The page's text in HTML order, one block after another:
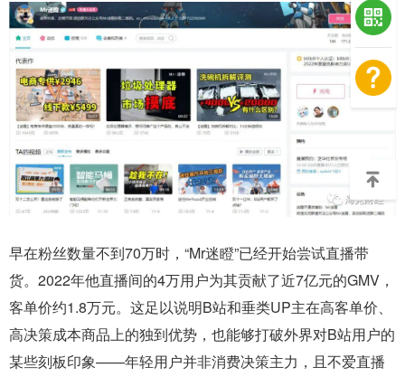
早在粉丝数量不到70万时，“Mr迷瞪”已经开始尝试直播带
货。2022年他直播间的4万用户为其贡献了近7亿元的GMV，
客单价约1.8万元。这足以说明B站和垂类UP主在高客单价、
高决策成本商品上的独到优势，也能够打破外界对B站用户的
某些刻板印象——年轻用户并非消费决策主力，且不爱直播